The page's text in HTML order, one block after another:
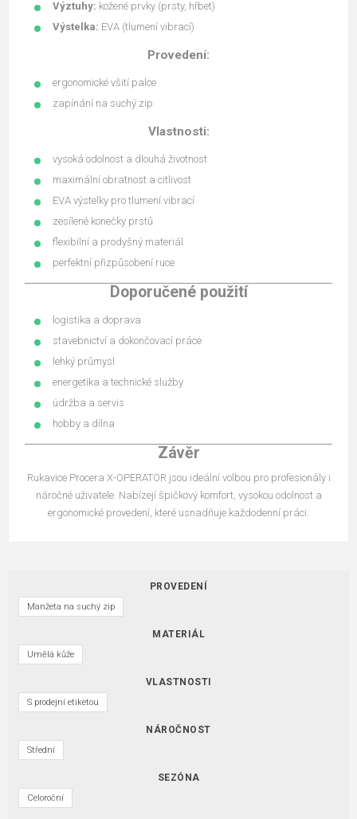
Výztuhy: kožené prvky (prsty, hřbet)
Výstelka: EVA (tlumení vibrací)
Provedení:
ergonomické všití palce
zapínání na suchý zip
Vlastnosti:
vysoká odolnost a dlouhá životnost
maximální obratnost a citlivost
EVA výstelky pro tlumení vibrací
zesílené konečky prstů
flexibilní a prodyšný materiál
perfektní přizpůsobení ruce
Doporučené použití
logistika a doprava
stavebnictví a dokončovací práce
lehký průmysl
energetika a technické služby
údržba a servis
hobby a dílna
Závěr
Rukavice Procera X-OPERATOR jsou ideální volbou pro profesionály i
náročné uživatele. Nabízejí špičkový komfort, vysokou odolnost a
ergonomické provedení, které usnadňuje každodenní práci.
PROVEDENÍ
Manžeta na suchý zip
MATERIÁL
Umělá kůže
VLASTNOSTI
S prodejní etiketou
NÁROČNOST
Střední
SEZÓNA
Celoroční